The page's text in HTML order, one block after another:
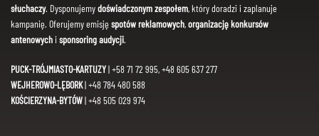
słuchaczy. Dysponujemydoświadczonym zespołem, który doradzi i zaplanuje
kampanię. Oferujemy emisję spotów reklamowych,organizację konkursów
antenowychi sponsoring audycji.
PUCK-TRÓJMIASTO-KARTUZY| +58 71 72 995, +48 605 637 277
WEJHEROWO-LĘBORK| +48 784 480 588
KOŚCIERZYNA-BYTÓW| +48 505 029 974